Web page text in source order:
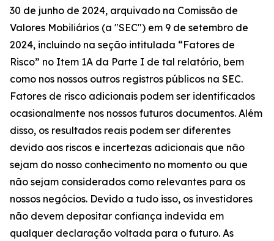
30 de junho de 2024, arquivado na Comissão de
Valores Mobiliários (a "SEC") em 9 de setembro de
2024, incluindo na seção intitulada “Fatores de
Risco” no Item 1A da Parte I de tal relatório, bem
como nos nossos outros registros públicos na SEC.
Fatores de risco adicionais podem ser identificados
ocasionalmente nos nossos futuros documentos. Além
disso, os resultados reais podem ser diferentes
devido aos riscos e incertezas adicionais que não
sejam do nosso conhecimento no momento ou que
não sejam considerados como relevantes para os
nossos negócios. Devido a tudo isso, os investidores
não devem depositar confiança indevida em
qualquer declaração voltada para o futuro. As